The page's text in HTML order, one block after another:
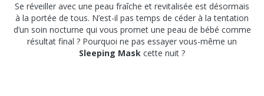
Se réveiller avec une peau fraîche et revitalisée est désormais
à la portée de tous. N’est-il pas temps de céder à la tentation
d’un soin nocturne qui vous promet une peau de bébé comme
résultat final ? Pourquoi ne pas essayer vous-même un
Sleeping Mask cette nuit ?